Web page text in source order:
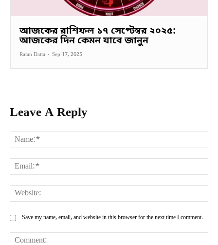
আজকের রাশিফল ১৭ সেপ্টেম্বর ২০২৫:
আজকের দিন কেমন যাবে জানুন
Ratan Datta - Sep 17, 2025
Leave A Reply
Save my name, email, and website in this browser for the next time I comment.